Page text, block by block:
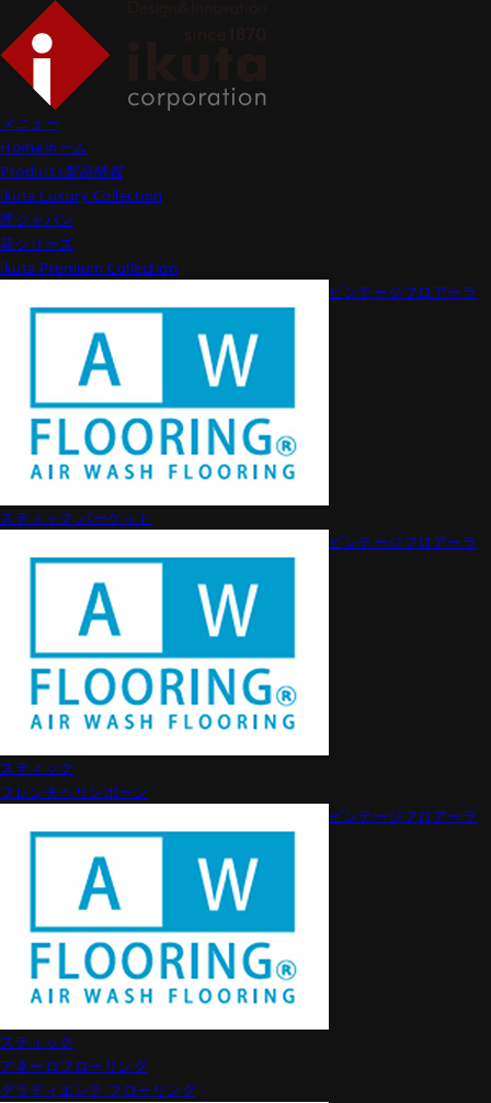
メニュー
Homeホーム
Products製品情報
ikuta Luxury Collection
匠ジャパン
花シリーズ
ikuta Premium Collection
ビンテージフロアーラ
スティック パーケット
ビンテージフロアーラ
スティック
フレンチヘリンボーン
ビンテージフロアーラ
スティック
アネーロフローリング
グラディエンテ フローリング